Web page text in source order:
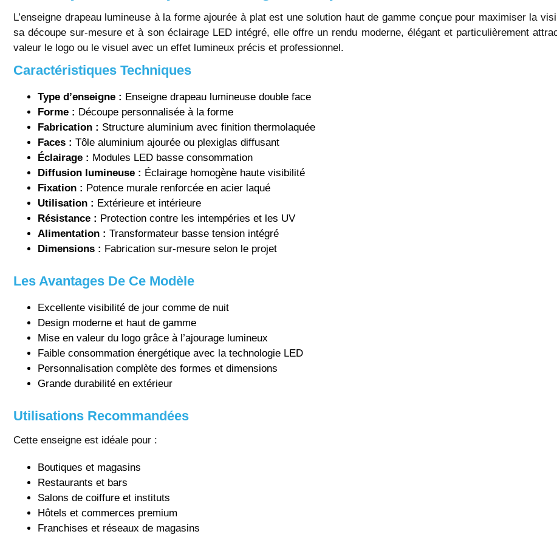
L’enseigne drapeau lumineuse à la forme ajourée à plat est une solution haut de gamme conçue pour maximiser la
sa découpe sur-mesure et à son éclairage LED intégré, elle offre un rendu moderne, élégant et particulièrement
valeur le logo ou le visuel avec un effet lumineux précis et professionnel.
Caractéristiques Techniques
Type d’enseigne : Enseigne drapeau lumineuse double face
Forme : Découpe personnalisée à la forme
Fabrication : Structure aluminium avec finition thermolaquée
Faces : Tôle aluminium ajourée ou plexiglas diffusant
Éclairage : Modules LED basse consommation
Diffusion lumineuse : Éclairage homogène haute visibilité
Fixation : Potence murale renforcée en acier laqué
Utilisation : Extérieure et intérieure
Résistance : Protection contre les intempéries et les UV
Alimentation : Transformateur basse tension intégré
Dimensions : Fabrication sur-mesure selon le projet
Les Avantages De Ce Modèle
Excellente visibilité de jour comme de nuit
Design moderne et haut de gamme
Mise en valeur du logo grâce à l’ajourage lumineux
Faible consommation énergétique avec la technologie LED
Personnalisation complète des formes et dimensions
Grande durabilité en extérieur
Utilisations Recommandées
Cette enseigne est idéale pour :
Boutiques et magasins
Restaurants et bars
Salons de coiffure et instituts
Hôtels et commerces premium
Franchises et réseaux de magasins